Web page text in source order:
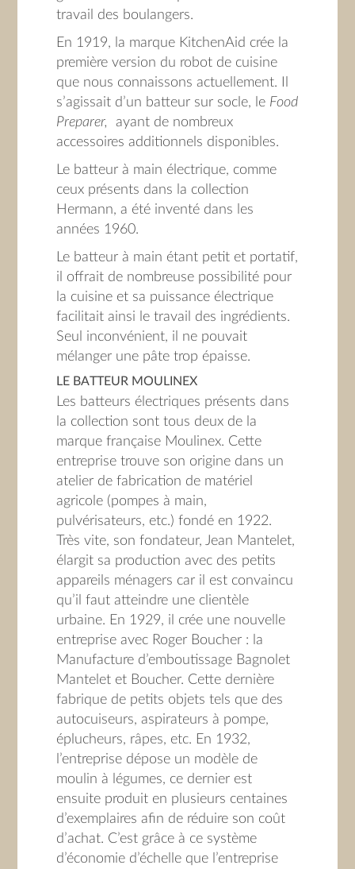
travail des boulangers.
En 1919, la marque KitchenAid crée la
première version du robot de cuisine
que nous connaissons actuellement. Il
s’agissait d’un batteur sur socle, le Food
Preparer,
ayant de nombreux
accessoires additionnels disponibles.
Le batteur à main électrique, comme
ceux présents dans la collection
Hermann, a été inventé dans les
années 1960.
Le batteur à main étant petit et portatif,
il offrait de nombreuse possibilité pour
la cuisine et sa puissance électrique
facilitait ainsi le travail des ingrédients.
Seul inconvénient, il ne pouvait
mélanger une pâte trop épaisse.
LE BATTEUR MOULINEX
Les batteurs électriques présents dans
la collection sont tous deux de la
marque française Moulinex. Cette
entreprise trouve son origine dans un
atelier de fabrication de matériel
agricole (pompes à main,
pulvérisateurs, etc.) fondé en 1922.
Très vite, son fondateur, Jean Mantelet,
élargit sa production avec des petits
appareils ménagers car il est convaincu
qu’il faut atteindre une clientèle
urbaine. En 1929, il crée une nouvelle
entreprise avec Roger Boucher : la
Manufacture d’emboutissage Bagnolet
Mantelet et Boucher. Cette dernière
fabrique de petits objets tels que des
autocuiseurs, aspirateurs à pompe,
éplucheurs, râpes, etc. En 1932,
l’entreprise dépose un modèle de
moulin à légumes, ce dernier est
ensuite produit en plusieurs centaines
d’exemplaires afin de réduire son coût
d’achat. C’est grâce à ce système
d’économie d’échelle que l’entreprise